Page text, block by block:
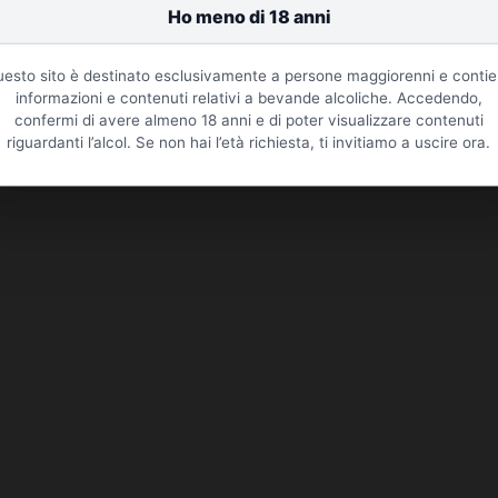
sito è destinato esclusivamente a persone maggiorenni e
informazioni e contenuti relativi a bevande alcoliche. Accedendo,
confermi di avere almeno 18 anni e di poter visualizzare contenuti
riguardanti l’alcol. Se non hai l’età richiesta, ti invitiamo a uscire ora.